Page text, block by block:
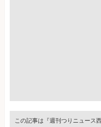
この記事は『週刊つりニュース